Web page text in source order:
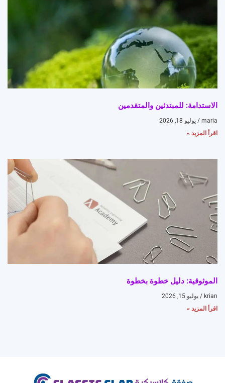
الاستدامة: للمبتدئين والمتقدمين
maria
يوليو 18, 2026
اقرأ المزيد »
الموثوقية: دليل خطوة بخطوة
krian
يوليو 15, 2026
اقرأ المزيد »